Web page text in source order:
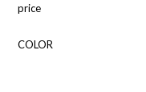
price
COLOR